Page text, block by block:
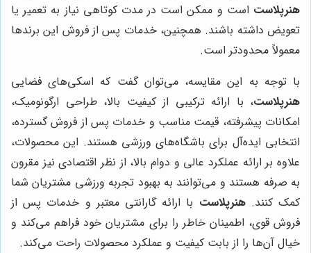
هنرپلاست است و ممکن است در مدت کوتاهی نیاز به تعمیر یا
تعویض داشته باشند. همچنین، خدمات پس از فروش این برندها
معمولاً محدودتر است.
با توجه به این مقایسه، می‌توان گفت که اسکی‌های فضایی
هنرپلاست، با ارائه ترکیبی از کیفیت بالا، طراحی ارگونومیک،
امکانات پیشرفته، قیمت مناسب و خدمات پس از فروش گسترده،
انتخابی ایده‌آل برای باشگاه‌های ورزشی هستند. این محصولات،
علاوه بر ارائه عملکرد عالی و دوام بالا، از نظر اقتصادی نیز مقرون
به صرفه هستند و می‌توانند به بهبود تجربه ورزشی مشتریان شما
کمک کنند.هنرپلاست با ارائه گارانتی معتبر و خدمات پس از
فروش قوی، اطمینان خاطر را برای مشتریان خود فراهم می‌کند و
خیال آن‌ها را از بابت کیفیت و عملکرد محصولات راحت می‌کند.